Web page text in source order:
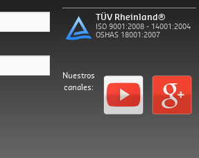
TÜV Rheinland®
ISO 9001:2008 - 14001:2004
OSHAS 18001:2007
Nuestros
canales: